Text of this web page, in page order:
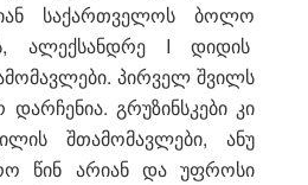
საქართველოს ბოლო
ალექსანდრე I დიდის
პირველ შვილს
გრუზინსკები კი
შთამომავლები, ანუ
წინ არიან და უფროსი